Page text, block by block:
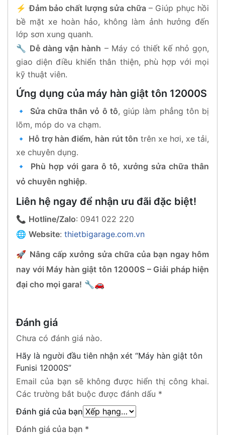
⚡Đảm bảo chất lượng sửa chữa– Giúp phục hồi
bề mặt xe hoàn hảo, không làm ảnh hưởng đến
lớp sơn xung quanh.
🔧 Dễ dàng vận hành – Máy có thiết kế nhỏ gọn,
giao diện điều khiển thân thiện, phù hợp với mọi
kỹ thuật viên.
Ứng dụng của máy hàn giật tôn 12000S
🔹 Sửa chữa thân vỏ ô tô, giúp làm phẳng tôn bị
lõm, móp do va chạm.
🔹 Hỗ trợ hàn điểm, hàn rút tôn trên xe hơi, xe tải,
xe chuyên dụng.
🔹 Phù hợp với gara ô tô, xưởng sửa chữa thân
vỏ chuyên nghiệp.
Liên hệ ngay để nhận ưu đãi đặc biệt!
📞 Hotline/Zalo: 0941 022 220
🌐 Website: thietbigarage.com.vn
🚀 Nâng cấp xưởng sửa chữa của bạn ngay hôm
nay với Máy hàn giật tôn 12000S – Giải pháp hiện
đại cho mọi gara! 🔧🚗
Đánh giá
Chưa có đánh giá nào.
Hãy là người đầu tiên nhận xét “Máy hàn giật tôn
Funisi 12000S”
Email của bạn sẽ không được hiển thị công khai.
Các trường bắt buộc được đánh dấu *
Đánh giá của bạn
Đánh giá của bạn *